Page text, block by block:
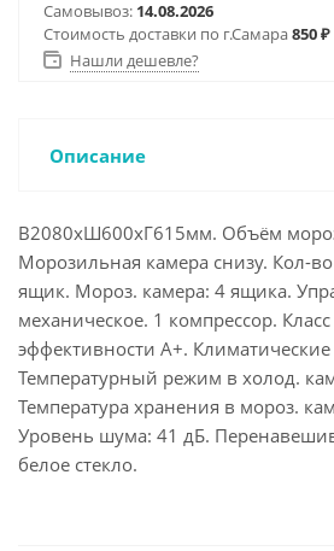
Самовывоз: 14.08.2026
Стоимость доставки по г.Самара850 ₽
Нашли дешевле?
Описание
В2080хШ600хГ615мм. Объём
Морозильная камера снизу. Кол-
ящик. Мороз. камера: 4 ящика.
механическое. 1 компрессор.
эффективности A+. Климатические
Температурный режим в холод.
Температура хранения в мороз.
Уровень шума: 41 дБ.
белое стекло.